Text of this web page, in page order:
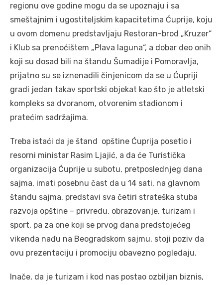
regionu ove godine mogu da se upoznaju i sa
smeštajnim i ugostiteljskim kapacitetima Ćuprije, koju
u ovom domenu predstavljaju Restoran-brod „Kruzer“
i Klub sa prenoćištem „Plava laguna“, a dobar deo onih
koji su dosad bili na štandu Šumadije i Pomoravlja,
prijatno su se iznenadili činjenicom da se u Ćupriji
gradi jedan takav sportski objekat kao što je atletski
kompleks sa dvoranom, otvorenim stadionom i
pratećim sadržajima.
Treba istaći da je štand opštine Ćuprija posetio i
resorni ministar Rasim Ljajić, a da će Turistička
organizacija Ćuprije u subotu, pretposlednjeg dana
sajma, imati posebnu čast da u 14 sati, na glavnom
štandu sajma, predstavi sva četiri strateška stuba
razvoja opštine – privredu, obrazovanje, turizam i
sport, pa za one koji se prvog dana predstojećeg
vikenda nađu na Beogradskom sajmu, stoji poziv da
ovu prezentaciju i promociju obavezno pogledaju.
Inače, da je turizam i kod nas postao ozbiljan biznis,